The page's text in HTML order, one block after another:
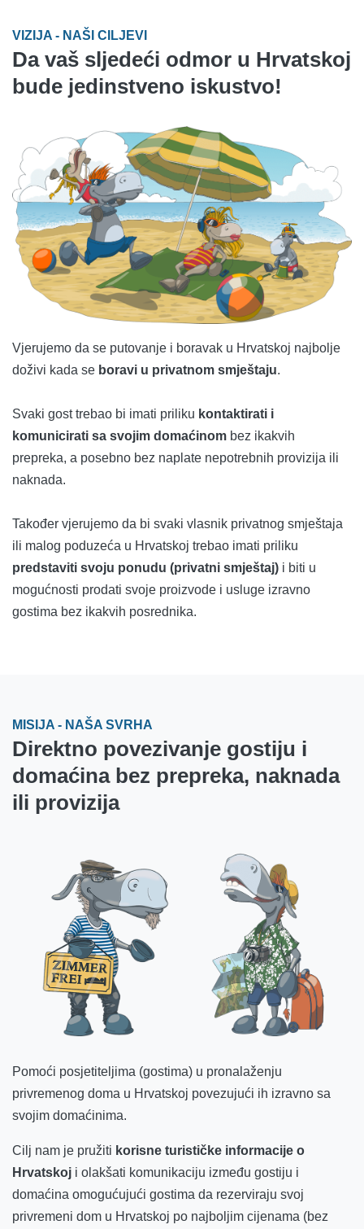
VIZIJA - NAŠI CILJEVI
Da vaš sljedeći odmor u Hrvatskoj
bude jedinstveno iskustvo!
Vjerujemo da se putovanje i boravak u Hrvatskoj najbolje
doživi kada se boravi u privatnom smještaju.
Svaki gost trebao bi imati priliku kontaktirati i
komunicirati sa svojim domaćinom bez ikakvih
prepreka, a posebno bez naplate nepotrebnih provizija ili
naknada.
Također vjerujemo da bi svaki vlasnik privatnog smještaja
ili malog poduzeća u Hrvatskoj trebao imati priliku
predstaviti svoju ponudu (privatni smještaj) i biti u
mogućnosti prodati svoje proizvode i usluge izravno
gostima bez ikakvih posrednika.
MISIJA - NAŠA SVRHA
Direktno povezivanje gostiju i
domaćina bez prepreka, naknada
ili provizija
Pomoći posjetiteljima (gostima) u pronalaženju
privremenog doma u Hrvatskoj povezujući ih izravno sa
svojim domaćinima.
Cilj nam je pružiti korisne turističke informacije o
Hrvatskoj i olakšati komunikaciju između gostiju i
domaćina omogućujući gostima da rezerviraju svoj
privremeni dom u Hrvatskoj po najboljim cijenama (bez